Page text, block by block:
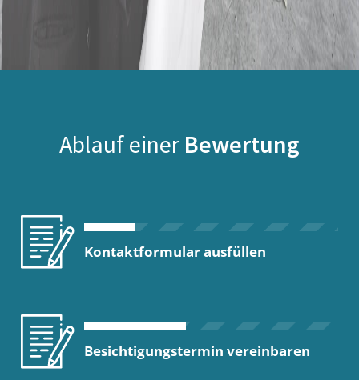
Ablauf einer Bewertung
Kontaktformular ausfüllen
Besichtigungstermin vereinbaren